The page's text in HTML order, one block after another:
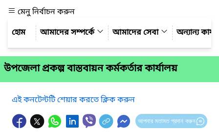
মেনু নির্বাচন করুন
আমাদের সম্পর্কে
আমাদের সেবা অন্যান্য
উপজেলা প্রকল্প বাস্তবায়ন কর্মকর্তার কার্যালয়
এই কনটেন্টটি শেয়ার করতে ক্লিক করুন
আপনার মতামত প্রদান করুন